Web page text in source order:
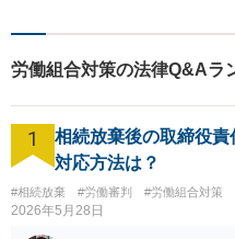
労働組合対策の法律Q&Aラ
1
相続放棄後の取締役
対応方法は？
#相続放棄 #労働審判 #労働組合対策
2026年5月28日